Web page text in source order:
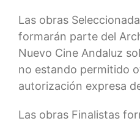
Las obras
formarán parte del
Nuevo Cine Andaluz
no estando permitido
autorización expresa
Las obras Finalistas